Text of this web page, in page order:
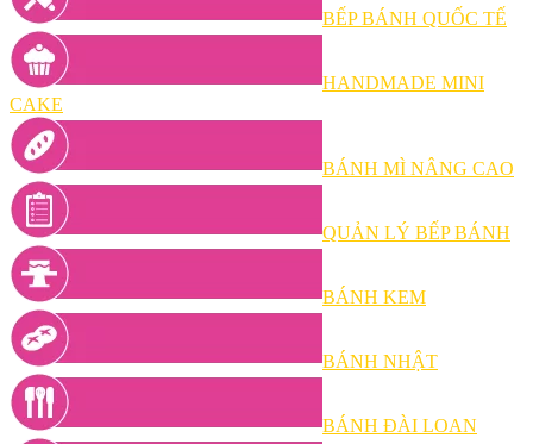
BẾP BÁNH QUỐC TẾ
HANDMADE MINI
CAKE
BÁNH MÌ NÂNG CAO
QUẢN LÝ BẾP BÁNH
BÁNH KEM
BÁNH NHẬT
BÁNH ĐÀI LOAN